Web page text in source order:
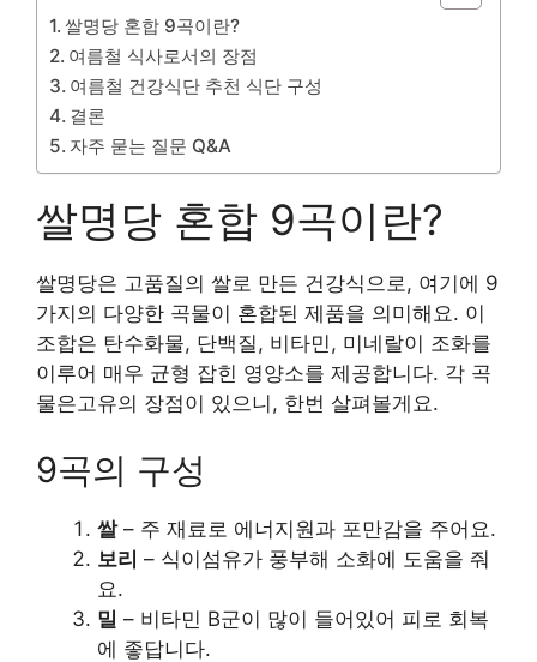
쌀명당 혼합 9곡이란?
여름철 식사로서의 장점
여름철 건강식단 추천 식단 구성
결론
자주 묻는 질문 Q&A
쌀명당 혼합 9곡이란?
쌀명당은 고품질의 쌀로 만든 건강식으로, 여기에 9
가지의 다양한 곡물이 혼합된 제품을 의미해요. 이
조합은 탄수화물, 단백질, 비타민, 미네랄이 조화를
이루어 매우 균형 잡힌 영양소를 제공합니다. 각 곡
물은고유의 장점이 있으니, 한번 살펴볼게요.
9곡의 구성
쌀– 주 재료로 에너지원과 포만감을 주어요.
보리 – 식이섬유가 풍부해 소화에 도움을 줘
요.
밀 – 비타민 B군이 많이 들어있어 피로 회복
에 좋답니다.